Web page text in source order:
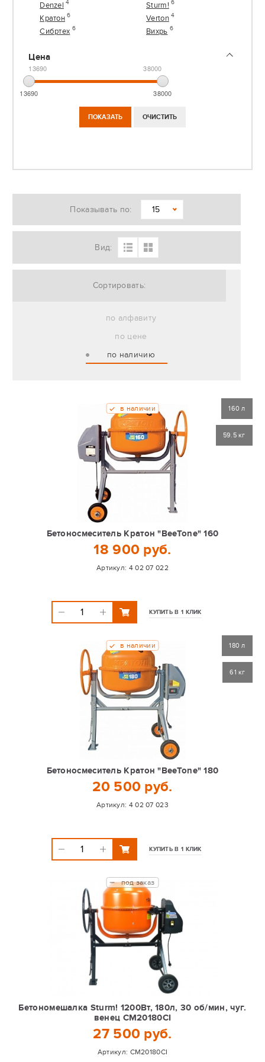
Denzel 4 Sturm! 6
Кратон 6 Verton 4
Сибртех 6 Вихрь 6
Цена
13690 38000
13690 38000
Показывать по: 15
Вид:
Сортировать:
по алфавиту
по цене
по наличию
Бетоносмеситель Кратон "BeeTone" 160
18 900 руб.
Артикул: 4 02 07 022
в наличии
КУПИТЬ В 1 КЛИК
160 л
59.5 кг
Бетоносмеситель Кратон "BeeTone" 180
20 500 руб.
Артикул: 4 02 07 023
в наличии
КУПИТЬ В 1 КЛИК
180 л
61 кг
Бетономешалка Sturm! 1200Вт, 180л, 30 об/мин, чуг.
венец CM20180CI
27 500 руб.
Артикул: CM20180CI
под заказ